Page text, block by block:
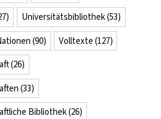
Universitätsbibliothek(53)
(90) Volltexte (127)
(26)
(33)
Bibliothek(26)